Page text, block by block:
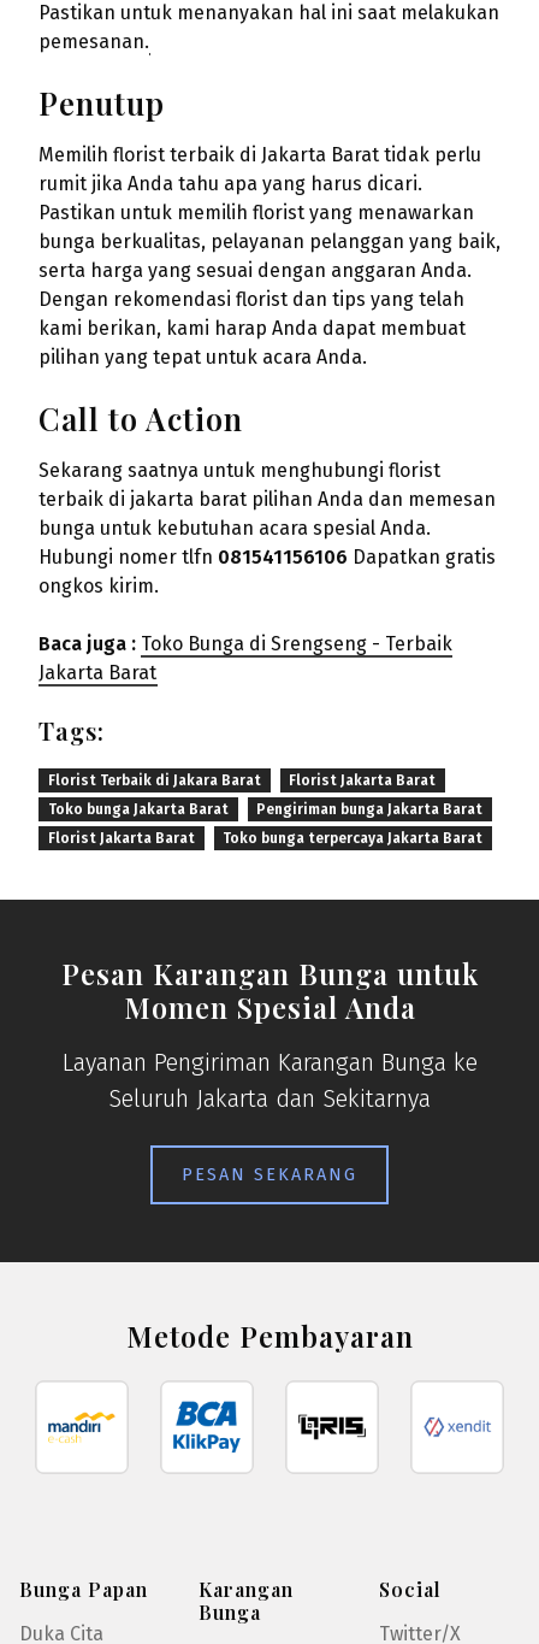
Pastikan untuk menanyakan hal ini saat melakukan
pemesanan.
Penutup
Memilih florist terbaik di Jakarta Barat tidak perlu
rumit jika Anda tahu apa yang harus dicari.
Pastikan untuk memilih florist yang menawarkan
bunga berkualitas, pelayanan pelanggan yang baik,
serta harga yang sesuai dengan anggaran Anda.
Dengan rekomendasi florist dan tips yang telah
kami berikan, kami harap Anda dapat membuat
pilihan yang tepat untuk acara Anda.
Call to Action
Sekarang saatnya untuk menghubungi florist
terbaik di jakarta barat pilihan Anda dan memesan
bunga untuk kebutuhan acara spesial Anda.
Hubungi nomer tlfn 081541156106 Dapatkan gratis
ongkos kirim.
Baca juga : Toko Bunga di Srengseng - Terbaik
Jakarta Barat
Tags:
Florist Terbaik di Jakara Barat
Florist Jakarta Barat
Toko bunga Jakarta Barat
Pengiriman bunga Jakarta Barat
Florist Jakarta Barat
Toko bunga terpercaya Jakarta Barat
Pesan Karangan Bunga untuk
Momen Spesial Anda
Layanan Pengiriman Karangan Bunga ke
Seluruh Jakarta dan Sekitarnya
PESAN SEKARANG
Metode Pembayaran
Bunga Papan
Duka Cita
Karangan
Bunga
Social
Twitter/X